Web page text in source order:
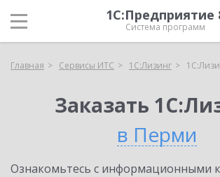
1С:Предприятие
Система программ
Главная Сервисы ИТС 1С:Лизинг
Заказать
в Перми
Ознакомьтесь с информационными